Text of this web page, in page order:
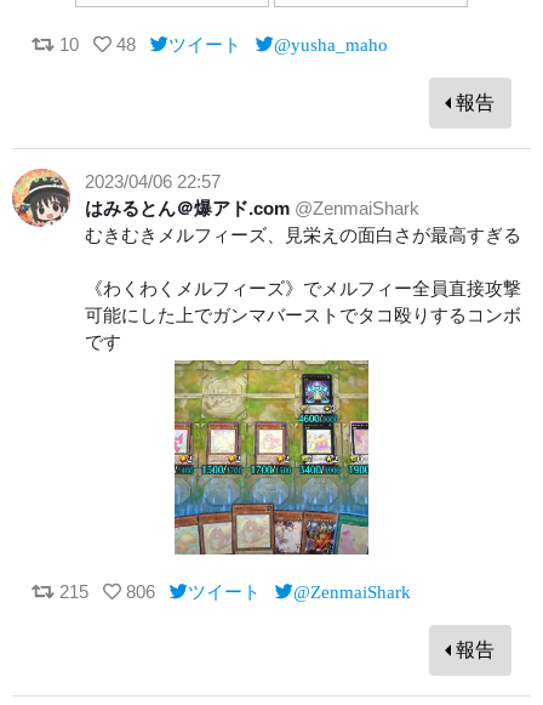
10 48 ツイート @yusha_maho
報告
2023/04/06 22:57
はみるとん＠爆アド.com @ZenmaiShark
むきむきメルフィーズ、見栄えの面白さが最高すぎる
《わくわくメルフィーズ》でメルフィー全員直接攻撃
可能にした上でガンマバーストでタコ殴りするコンボ
です
215 806 ツイート @ZenmaiShark
報告